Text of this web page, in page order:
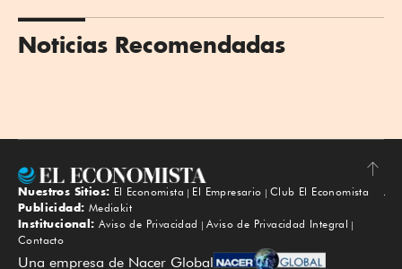
Noticias Recomendadas
Subir
Nuestros Sitios: El Economista El Empresario
Club El Economista
Publicidad: Mediakit
Institucional: Aviso de Privacidad
Aviso de Privacidad Integral
Contacto
Una empresa de Nacer Global